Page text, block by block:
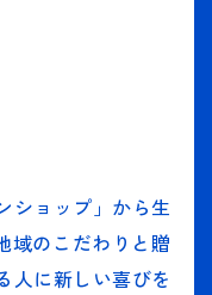
ショップ」から生
域のこだわりと贈
人に新しい喜びを